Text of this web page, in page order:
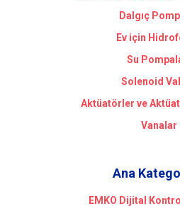
Dalgıç
Ev için
Su
Solenoid
Aktüatörler ve
Vanalar
Ana
EMKO Dijital